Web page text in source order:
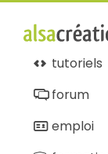
tutoriels
forum
emploi